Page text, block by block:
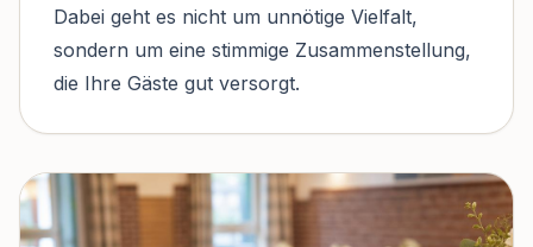
Dabei geht es nicht um unnötige Vielfalt,
sondern um eine stimmige Zusammenstellung,
die Ihre Gäste gut versorgt.